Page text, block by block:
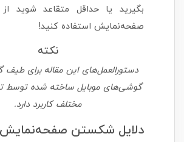
بگیرید یا حداقل متقاعد شوید
صفحه‌نمایش استفاده کنید!
نکته
دستورالعمل‌های این مقاله برای طیف
گوشی‌های موبایل ساخته شده توسط
مختلف کاربرد دارد.
دلایل شکستن